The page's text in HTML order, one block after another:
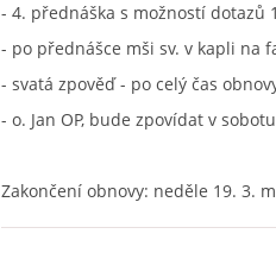
- 4. přednáška s možností dotazů
- po přednášce mši sv. v kapli na
- svatá zpověď - po celý čas
- o. Jan OP, bude zpovídat v
Zakončení obnovy: neděle 19. 3.